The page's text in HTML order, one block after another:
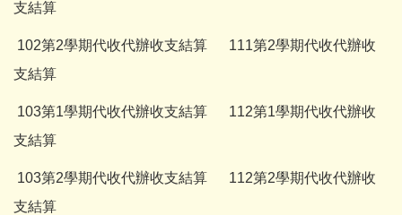
支結算
102第2學期代收代辦收支結算
111第2學期代收代辦收
支結算
103第1學期代收代辦收支結算
112第1學期代收代辦收
支結算
103第2學期代收代辦收支結算
112第2學期代收代辦收
支結算